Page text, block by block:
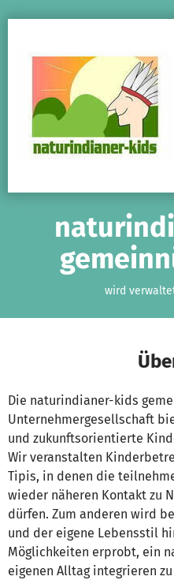
wird
Die naturindianer-kids
Unternehmergesellschaft
und zukunftsorientierte
Wir veranstalten
Tipis, in denen die
wieder näheren Kontakt zu
dürfen. Zum anderen wird
und der eigene Lebensstil
Möglichkeiten erprobt, ein
eigenen Alltag integrieren